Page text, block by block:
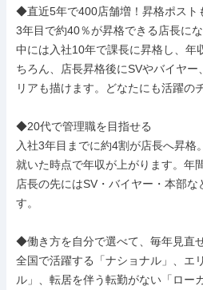
◆直近5年で400店舗増！昇格ポス
3年目で約40％が昇格できる店長に
中には入社10年で課長に昇格し、年
ちろん、店長昇格後にSVやバイヤー
リアも描けます。どなたにも活躍の
◆20代で管理職を目指せる
入社3年目までに約4割が店長へ昇格
就いた時点で年収が上がります。年
店長の先にはSV・バイヤー・本部な
す。
◆働き方を自分で選べて、毎年見直
全国で活躍する「ナショナル」、エ
ル」、転居を伴う転勤がない「ロー